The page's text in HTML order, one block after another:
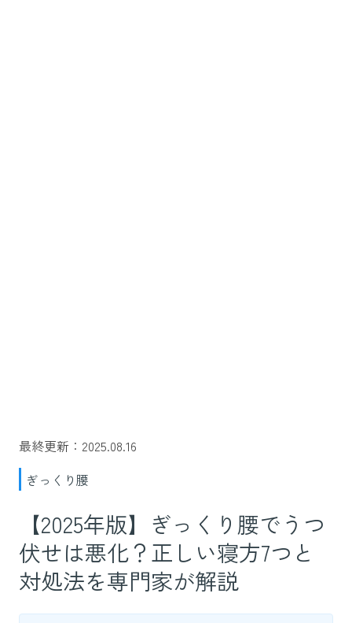
最終更新：2025.08.16
ぎっくり腰
【2025年版】ぎっくり腰でうつ
伏せは悪化？正しい寝方7つと
対処法を専門家が解説